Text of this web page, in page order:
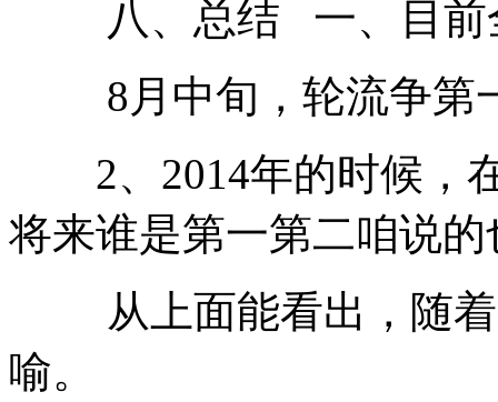
八、总结 一、目前
8月中旬，轮流争第
2、2014年的时候，在
将来谁是第一第二咱说
从上面能看出，随着
喻。